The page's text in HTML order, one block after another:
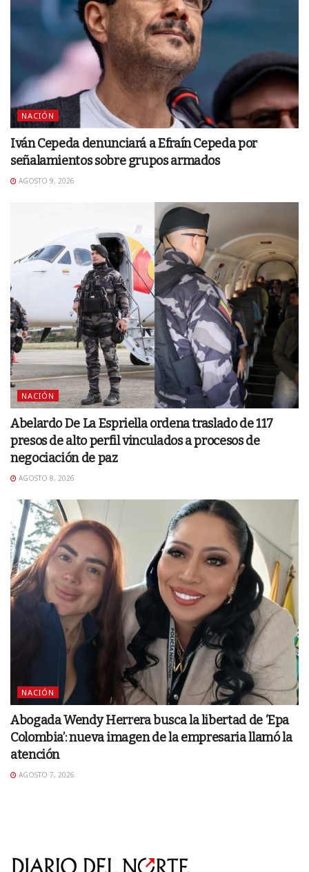
NACIÓN
Iván Cepeda denunciará a Efraín Cepeda por
señalamientos sobre grupos armados
AGOSTO 9, 2026
NACIÓN
Abelardo De La Espriella ordena traslado de 117
presos de alto perfil vinculados a procesos de
negociación de paz
AGOSTO 8, 2026
NACIÓN
Abogada Wendy Herrera busca la libertad de ‘Epa
Colombia’: nueva imagen de la empresaria llamó la
atención
AGOSTO 7, 2026